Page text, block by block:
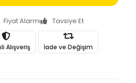
Fiyat Alarmı Tavsiye Et
Alışveriş İade ve Değişim